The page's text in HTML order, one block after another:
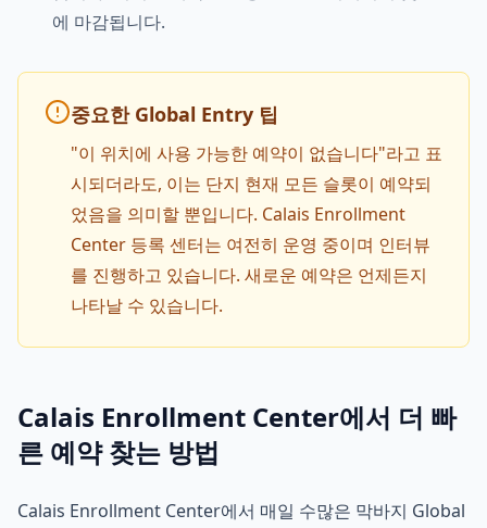
에 마감됩니다.
중요한 Global Entry 팁
"이 위치에 사용 가능한 예약이 없습니다"라고 표
시되더라도, 이는 단지 현재 모든 슬롯이 예약되
었음을 의미할 뿐입니다. Calais Enrollment
Center 등록 센터는 여전히 운영 중이며 인터뷰
를 진행하고 있습니다. 새로운 예약은 언제든지
나타날 수 있습니다.
Calais Enrollment Center에서 더 빠
른 예약 찾는 방법
Calais Enrollment Center에서 매일 수많은 막바지 Global